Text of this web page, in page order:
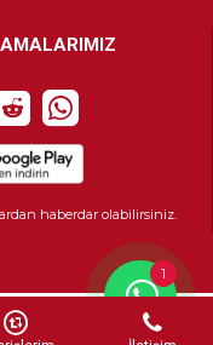
haberdar olabilirsiniz.
ile hazırlanmıştır.
1